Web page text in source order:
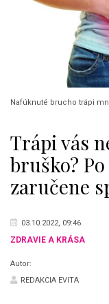
Nafúknuté brucho trápi
Trápi vás
bruško?
zaručene
03.10.2022, 09:46
ZDRAVIE A KRÁSA
Autor:
REDAKCIA EVITA